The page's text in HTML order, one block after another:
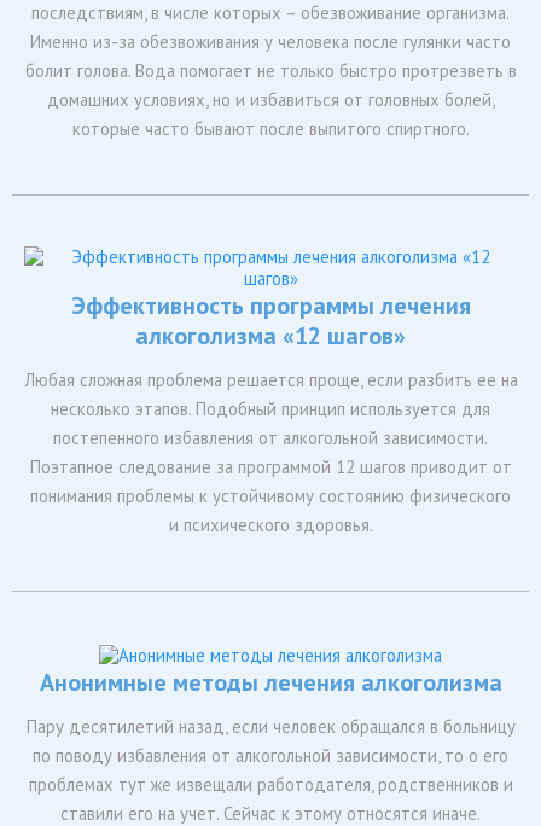
последствиям, в числе которых – обезвоживание организма.
Именно из-за обезвоживания у человека после гулянки часто
болит голова. Вода помогает не только быстро протрезветь в
домашних условиях, но и избавиться от головных болей,
которые часто бывают после выпитого спиртного.
Эффективность программы лечения
алкоголизма «12 шагов»
Любая сложная проблема решается проще, если разбить ее на
несколько этапов. Подобный принцип используется для
постепенного избавления от алкогольной зависимости.
Поэтапное следование за программой 12 шагов приводит от
понимания проблемы к устойчивому состоянию физического
и психического здоровья.
Анонимные методы лечения алкоголизма
Пару десятилетий назад, если человек обращался в больницу
по поводу избавления от алкогольной зависимости, то о его
проблемах тут же извещали работодателя, родственников и
ставили его на учет. Сейчас к этому относятся иначе.